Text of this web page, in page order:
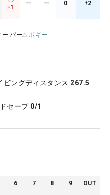
-1
ー ー 0 +2
ー パー ボギー
ビングディスタンス 267.5
セーブ 0/1
6 7 8 9 OUT